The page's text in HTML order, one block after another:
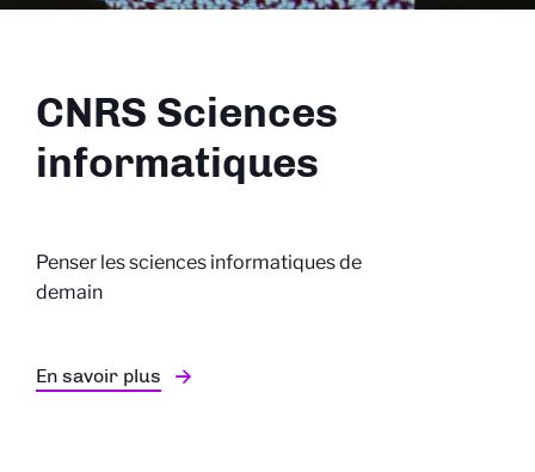
CNRS Sciences
informatiques
Penser les sciences informatiques de
demain
En savoir plus